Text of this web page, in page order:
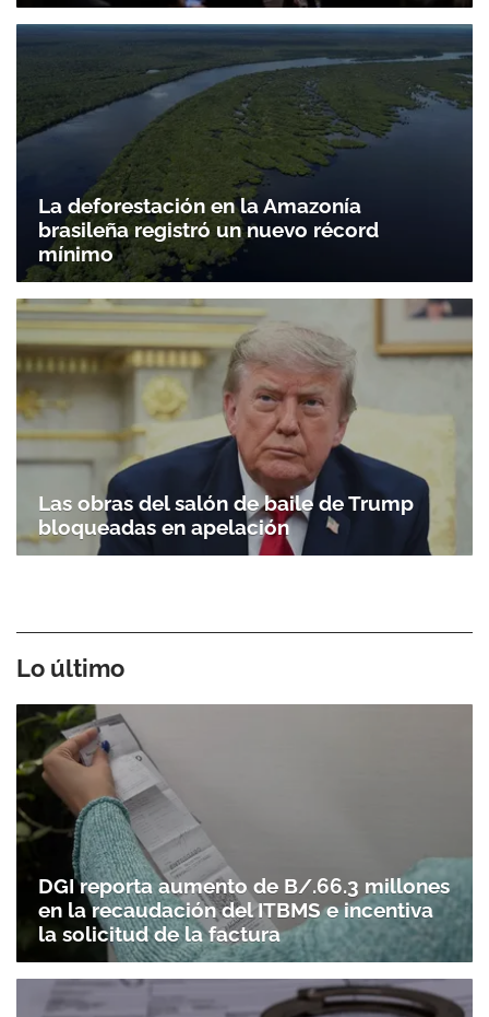
La deforestación en la Amazonía
brasileña registró un nuevo récord
mínimo
Las obras del salón de baile de Trump
bloqueadas en apelación
Lo último
DGI reporta aumento de B/.66.3 millones
en la recaudación del ITBMS e incentiva
la solicitud de la factura